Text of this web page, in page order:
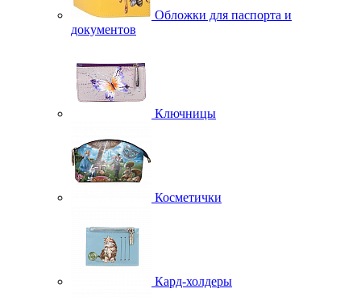
Обложки для паспорта и
документов
Ключницы
Косметички
Кард-холдеры